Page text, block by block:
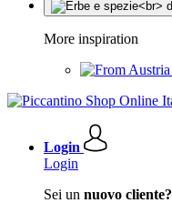
More inspiration
Login
Login
Sei un nuovo cliente?